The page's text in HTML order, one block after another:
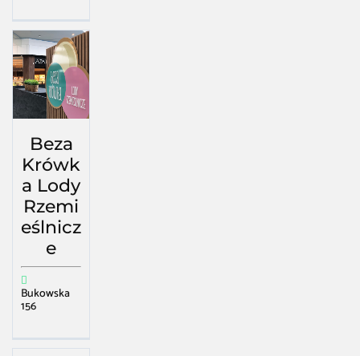
Beza
Krówk
a Lody
Rzemi
eślnicz
e
Bukowska
156